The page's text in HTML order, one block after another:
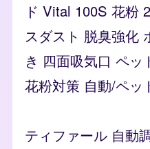
ド Vital 100S 花粉
スダスト 脱臭強化
き 四面吸気口 ペ
花粉対策 自動/ペッ
ティファール 自動